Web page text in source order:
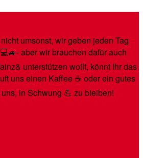
umsonst, wir geben jeden Tag
aber wir brauchen dafür auch
unterstützen wollt, könnt Ihr das
uns einen Kaffee ☕️ oder ein gutes
in Schwung 💪 zu bleiben!